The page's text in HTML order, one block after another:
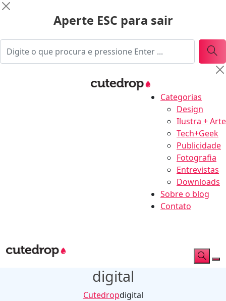
Aperte ESC para sair
Categorias
Design
Ilustra + Arte
Tech+Geek
Publicidade
Fotografia
Entrevistas
Downloads
Sobre o blog
Contato
digital
Cutedropdigital